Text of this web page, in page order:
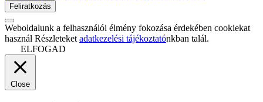
Weboldalunk a felhasználói élmény fokozása érdekében cookiekat
használ Részleteket adatkezelési tájékoztatónkban talál.
ELFOGAD
Close